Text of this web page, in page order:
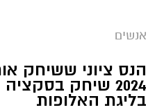
פרטי
שיאים חדשים לסטודיו
כבשו את הבמות המרכזיות
ואשדודאנס
אנשים
הנס ציוני ששיחק
2024 שיחק
בליגת האלופות